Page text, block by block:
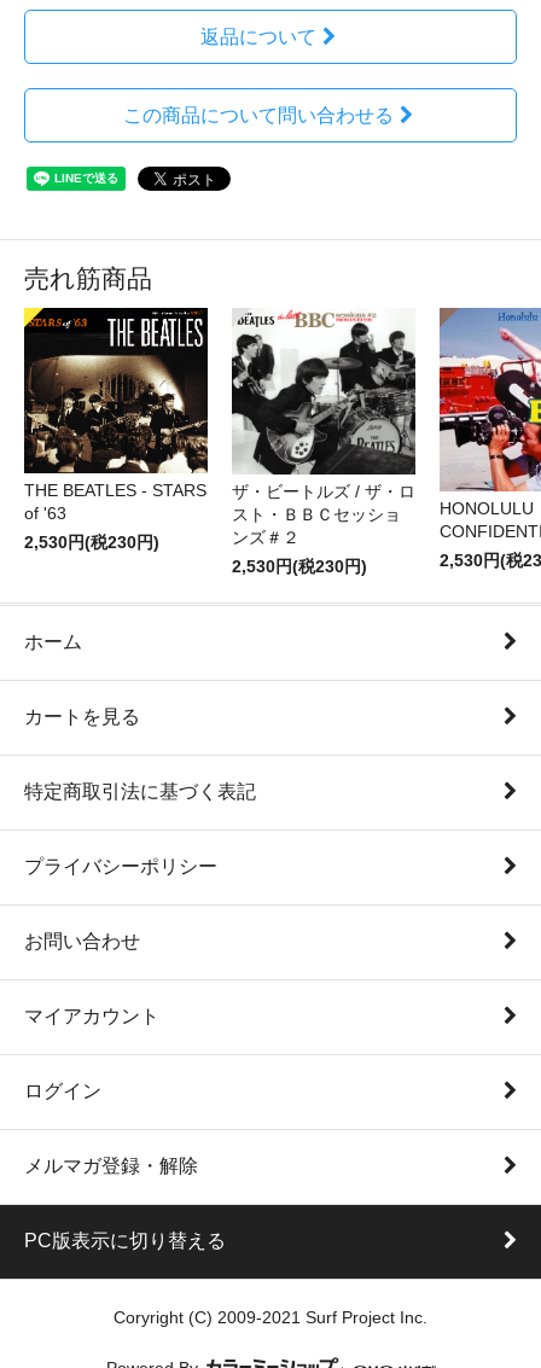
返品について
この商品について問い合わせる
売れ筋商品
THE BEATLES - STARS
of '63
2,530円(税230円)
ザ・ビートルズ / ザ・ロ
スト・ＢＢＣセッショ
ンズ＃２
2,530円(税230円)
HONOLULU
2,530円(税
ホーム
カートを見る
特定商取引法に基づく表記
プライバシーポリシー
お問い合わせ
マイアカウント
ログイン
メルマガ登録・解除
PC版表示に切り替える
Coryright (C) 2009-2021 Surf Project Inc.